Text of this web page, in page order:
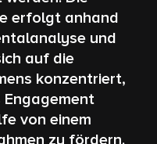
erfolgt anhand
und
auf die
konzentriert,
Engagement
von einem